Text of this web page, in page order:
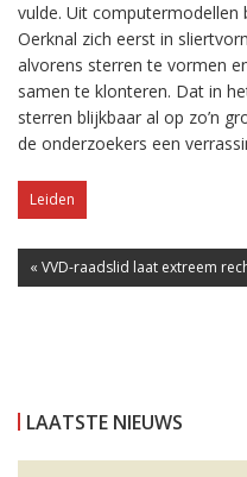
vulde. Uit computermodellen
Oerknal zich eerst in
alvorens sterren te vormen
samen te klonteren. Dat in
sterren blijkbaar al op zo’n
de onderzoekers een
Leiden
« VVD-raadslid laat extreem
LAATSTE NIEUWS